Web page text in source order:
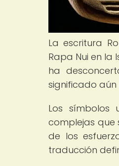
La escritura
Rapa Nui en la
ha
significado
Los símbolos
complejas que
de los
traducción